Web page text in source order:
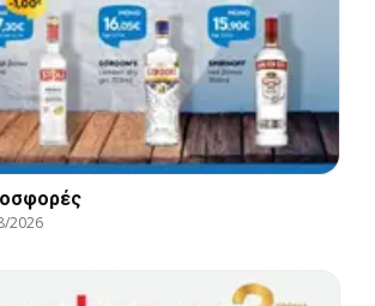
2026